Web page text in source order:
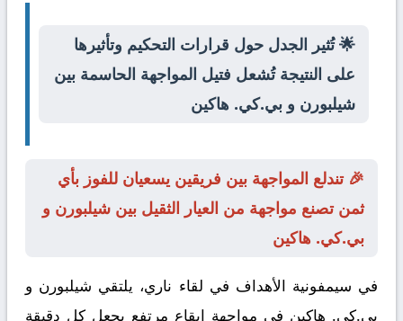
🌟 تُثير الجدل حول قرارات التحكيم وتأثيرها
على النتيجة تُشعل فتيل المواجهة الحاسمة بين
شيلبورن و بي.كي. هاكين
🎉 تندلع المواجهة بين فريقين يسعيان للفوز بأي
ثمن تصنع مواجهة من العيار الثقيل بين شيلبورن و
بي.كي. هاكين
في سيمفونية الأهداف في لقاء ناري، يلتقي شيلبورن و
بي.كي. هاكين في مواجهة إيقاع مرتفع يجعل كل دقيقة